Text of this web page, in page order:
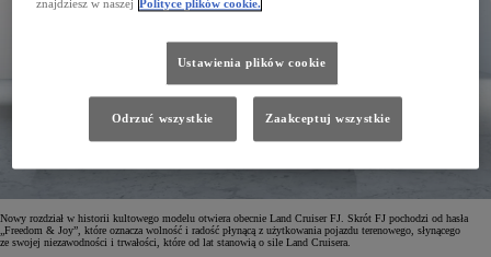
Nowy rozdział w historii kultowego modelu otwiera obecnie Land Cruiser FJ. Skrót FJ pochodzi od hasła
„Freedom & Joy”, które oznacza wolność i radość płynącą z użytkowania pojazdu terenowego, słynącego
ze swojej niezawodności i trwałości, które od lat stanowią o sile Land Cruisera.
znajdziesz w naszej Polityce plików cookie.
Ustawienia plików cookie
Odrzuć wszystkie Zaakceptuj wszystkie